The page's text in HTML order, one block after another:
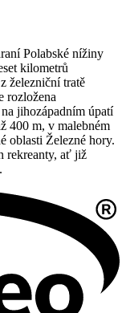
Polabské nížiny
kilometrů
železniční tratě
rozložena
jihozápadním úpatí
400 m, v malebném
oblasti Železné hory.
rekreanty, ať již